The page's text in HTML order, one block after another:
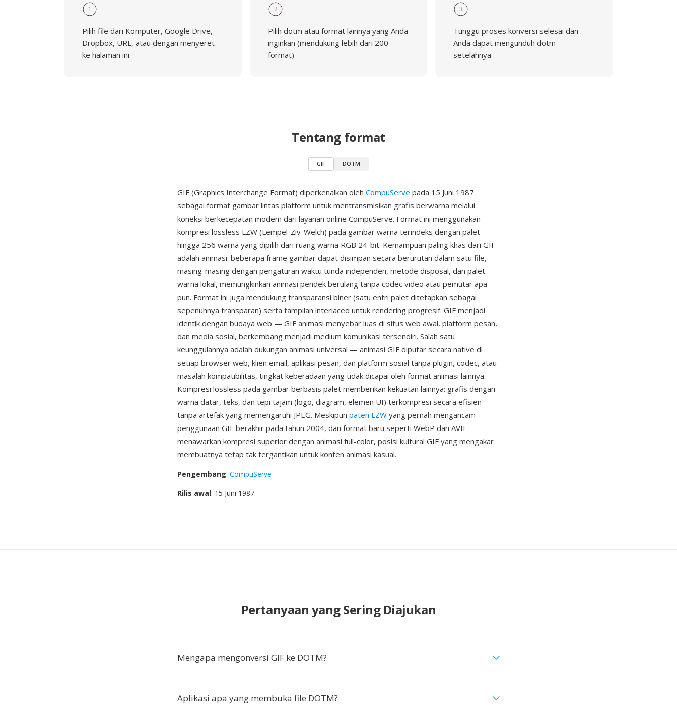
1
Pilih file dari Komputer, Google Drive,
Dropbox, URL, atau dengan menyeret
ke halaman ini.
2
Pilih dotm atau format lainnya yang Anda
inginkan (mendukung lebih dari 200
format)
3
Tunggu proses konversi selesai dan
Anda dapat mengunduh dotm
setelahnya
Tentang format
GIF DOTM
GIF (Graphics Interchange Format) diperkenalkan oleh CompuServe pada 15 Juni 1987
sebagai format gambar lintas platform untuk mentransmisikan grafis berwarna melalui
koneksi berkecepatan modem dari layanan online CompuServe. Format ini menggunakan
kompresi lossless LZW (Lempel-Ziv-Welch) pada gambar warna terindeks dengan palet
hingga 256 warna yang dipilih dari ruang warna RGB 24-bit. Kemampuan paling khas dari GIF
adalah animasi: beberapa frame gambar dapat disimpan secara berurutan dalam satu file,
masing-masing dengan pengaturan waktu tunda independen, metode disposal, dan palet
warna lokal, memungkinkan animasi pendek berulang tanpa codec video atau pemutar apa
pun. Format ini juga mendukung transparansi biner (satu entri palet ditetapkan sebagai
sepenuhnya transparan) serta tampilan interlaced untuk rendering progresif. GIF menjadi
identik dengan budaya web — GIF animasi menyebar luas di situs web awal, platform pesan,
dan media sosial, berkembang menjadi medium komunikasi tersendiri. Salah satu
keunggulannya adalah dukungan animasi universal — animasi GIF diputar secara native di
setiap browser web, klien email, aplikasi pesan, dan platform sosial tanpa plugin, codec, atau
masalah kompatibilitas, tingkat keberadaan yang tidak dicapai oleh format animasi lainnya.
Kompresi lossless pada gambar berbasis palet memberikan kekuatan lainnya: grafis dengan
warna datar, teks, dan tepi tajam (logo, diagram, elemen UI) terkompresi secara efisien
tanpa artefak yang memengaruhi JPEG. Meskipun paten LZW yang pernah mengancam
penggunaan GIF berakhir pada tahun 2004, dan format baru seperti WebP dan AVIF
menawarkan kompresi superior dengan animasi full-color, posisi kultural GIF yang mengakar
membuatnya tetap tak tergantikan untuk konten animasi kasual.
Pengembang: CompuServe
Rilis awal: 15 Juni 1987
Pertanyaan yang Sering Diajukan
Mengapa mengonversi GIF ke DOTM?
Aplikasi apa yang membuka file DOTM?